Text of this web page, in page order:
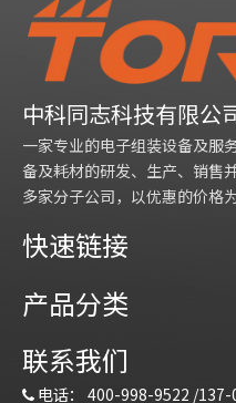
中科同志科技有限公
一家专业的电子组装设备及服
备及耗材的研发、生产、销售
多家分子公司，以优惠的价格
快速链接
产品分类
联系我们
 电话： 400-998-9522 /137-